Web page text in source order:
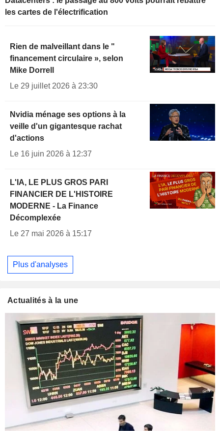
les cartes de l'électrification
Rien de malveillant dans le "
financement circulaire », selon
Mike Dorrell
Le 29 juillet 2026 à 23:30
Nvidia ménage ses options à la
veille d'un gigantesque rachat
d'actions
Le 16 juin 2026 à 12:37
L'IA, LE PLUS GROS PARI
FINANCIER DE L'HISTOIRE
MODERNE - La Finance
Décomplexée
Le 27 mai 2026 à 15:17
Plus d'analyses
Actualités à la une